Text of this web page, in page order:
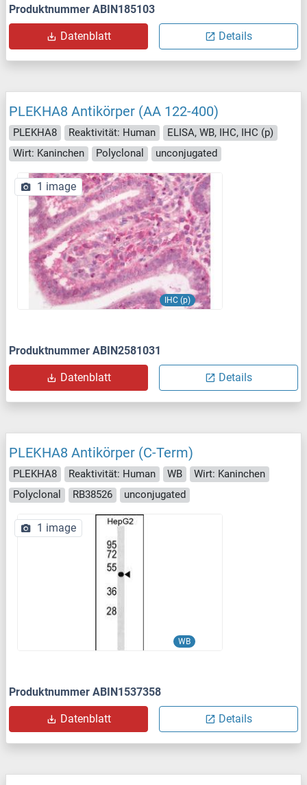
Produktnummer ABIN185103
Datenblatt Details
PLEKHA8 Antikörper (AA 122-400)
PLEKHA8 Reaktivität: Human
ELISA, WB, IHC, IHC (p)
Wirt: Kaninchen
Polyclonal unconjugated
IHC (p)
1 image
Produktnummer ABIN2581031
Datenblatt Details
PLEKHA8 Antikörper (C-Term)
PLEKHA8 Reaktivität: Human WB
Wirt: Kaninchen
Polyclonal
RB38526 unconjugated
WB
1 image
Produktnummer ABIN1537358
Datenblatt Details